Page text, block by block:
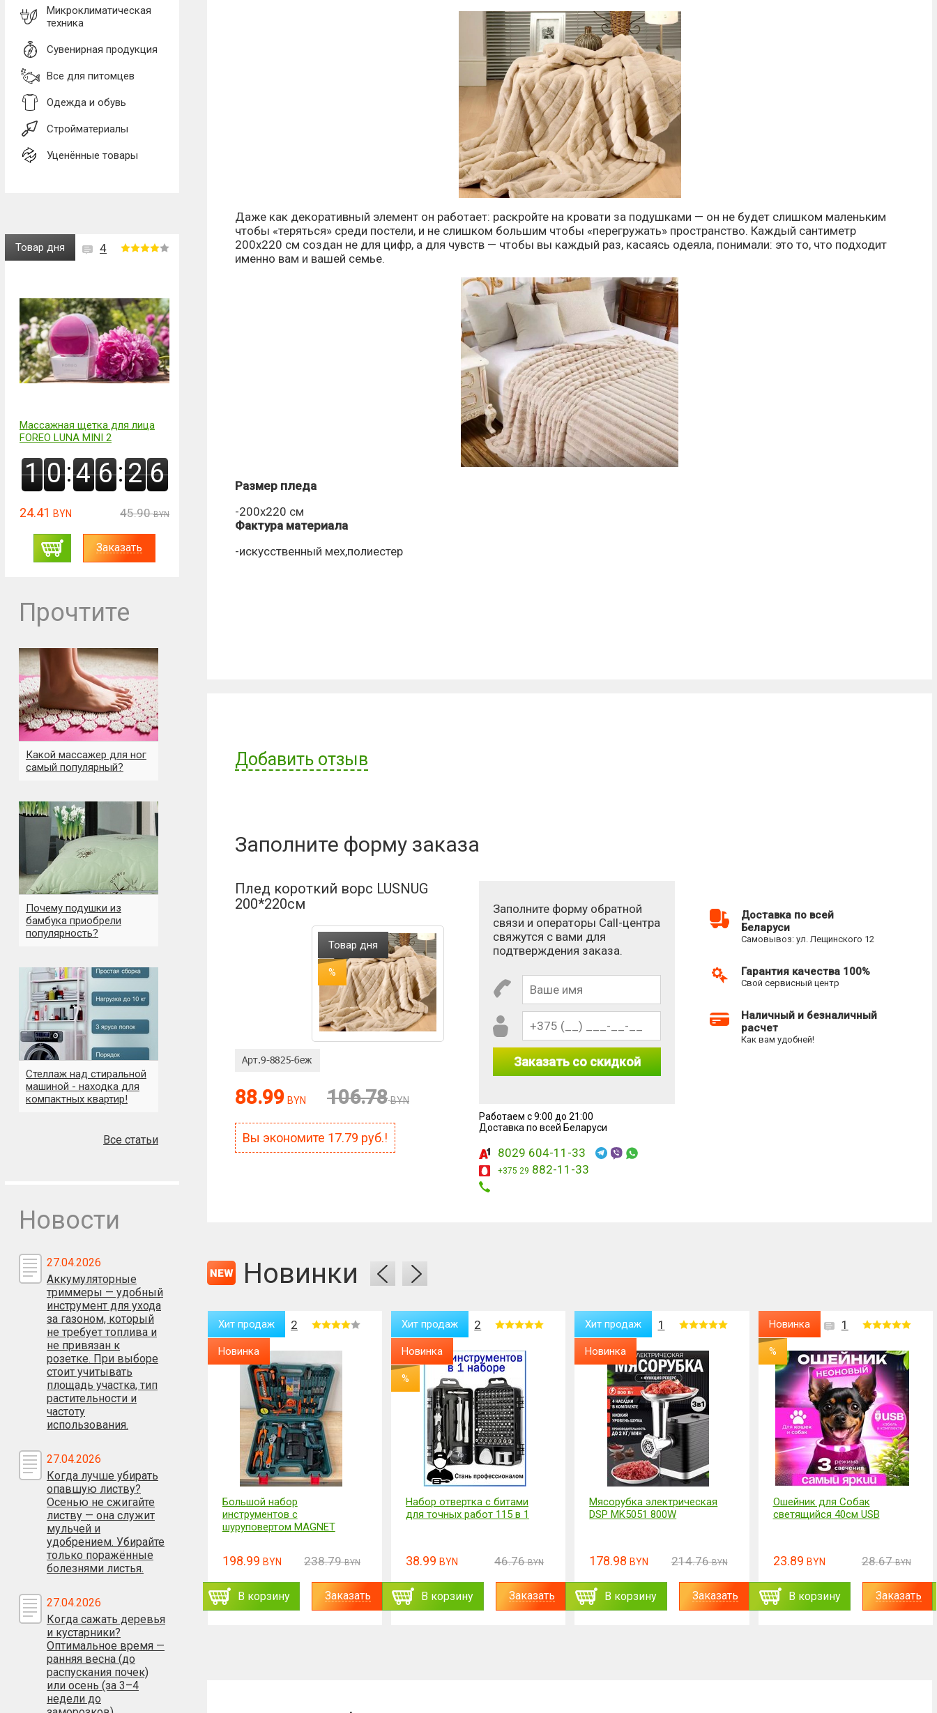
Микроклиматическая
техника
Сувенирная продукция
Все для питомцев
Одежда и обувь
Стройматериалы
Уценённые товары
4
Товар дня
Массажная щетка для лица
FOREO LUNA MINI 2
1 0:4 6:2 4
24.41 BYN 45.90 BYN
Заказать
Прочтите
Какой массажер для ног
самый популярный?
Почему подушки из
бамбука приобрели
популярность?
Стеллаж над стиральной
машиной - находка для
компактных квартир!
Все статьи
Новости
27.04.2026
Аккумуляторные
триммеры — удобный
инструмент для ухода
за газоном, который
не требует топлива и
не привязан к
розетке. При выборе
стоит учитывать
площадь участка, тип
растительности и
частоту
использования.
27.04.2026
Когда лучше убирать
опавшую листву?
Осенью не сжигайте
листву — она служит
мульчей и
удобрением. Убирайте
только поражённые
болезнями листья.
27.04.2026
Когда сажать деревья
и кустарники?
Оптимальное время —
ранняя весна (до
распускания почек)
или осень (за 3–4
недели до
Даже как декоративный элемент он работает: раскройте на кровати за подушками — он не будет слишком маленьким
чтобы «теряться» среди постели, и не слишком большим чтобы «перегружать» пространство. Каждый сантиметр
200x220 см создан не для цифр, а для чувств — чтобы вы каждый раз, касаясь одеяла, понимали: это то, что подходит
именно вам и вашей семье.
Размер пледа
-200х220 см
Фактура материала
-искусственный мех,полиестер
Добавить отзыв
Отзыв:
Антиспам:
Сколько будет 7 + 4?
Заполните форму заказа
Плед короткий ворс LUSNUG
200*220см
Товар дня
%
88.99 BYN 106.78 BYN
Вы экономите 17.79 руб.!
Заполните форму обратной
связи и операторы Call-центра
свяжутся с вами для
подтверждения заказа.
Заказать со скидкой
Работаем с 9:00 до 21:00
Доставка по всей Беларуси
8029 604-11-33
+375 29 882-11-33
Доставка по всей
Беларуси
Самовывоз: ул. Лещинского 12
Гарантия качества 100%
Свой сервисный центр
Наличный и безналичный
расчет
Как вам удобней!
Новинки
2
Хит продаж
Новинка
Большой набор
инструментов с
шуруповертом MAGNET
198.99BYN 238.79
В корзину
2
Хит продаж
Новинка
Набор отвертка с битами
для точных работ 115 в 1
38.99BYN 46.76 BYN
В корзину Заказать
1
Хит продаж
Новинка
Мясорубка электрическая
DSP MK5051 800W
178.98BYN 214.76 BYN
В корзину Заказать
1
Новинка
%
Ошейник для Собак
светящийся 40см USB
23.89BYN 28.67 BYN
В корзину Заказать
1
Хит продаж
Новинка
Массажер роликовый,
акупунтурный ручной для
23.89 BYN 28.67 BYN
В корзину Заказать